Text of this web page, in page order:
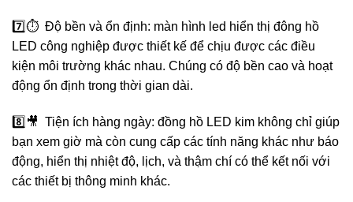
7️⃣⏱️ Độ bền và ổn định: màn hình led hiển thị đông hồ
LED công nghiệp được thiết kế để chịu được các điều
kiện môi trường khác nhau. Chúng có độ bền cao và hoạt
động ổn định trong thời gian dài.
8️⃣🎥 Tiện ích hàng ngày: đồng hồ LED kim không chỉ giúp
bạn xem giờ mà còn cung cấp các tính năng khác như báo
động, hiển thị nhiệt độ, lịch, và thậm chí có thể kết nối với
các thiết bị thông minh khác.